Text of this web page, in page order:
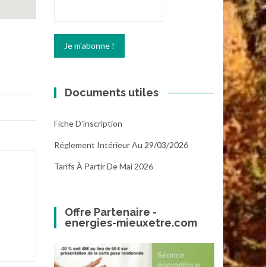
Documents utiles
Fiche D'inscription
Réglement Intérieur Au 29/03/2026
Tarifs À Partir De Mai 2026
Offre Partenaire -
energies-mieuxetre.com